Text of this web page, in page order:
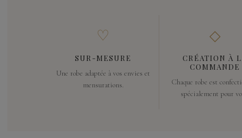
♡
SUR-MESURE
Une robe adaptée à vos envies et
mensurations.
◇
CRÉATION À
COMMANDE
Chaque robe est
spécialement pour